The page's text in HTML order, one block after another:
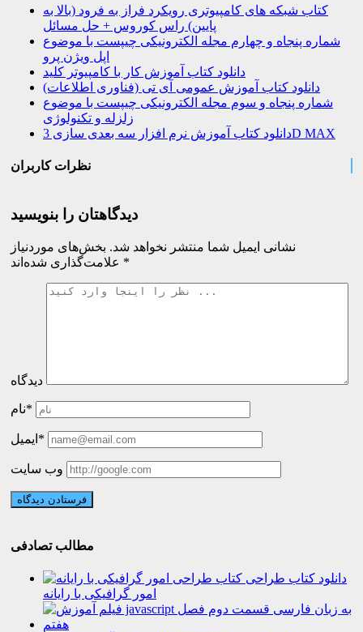
کتاب شبکه های کامپیوتری رویکرد فراز به فرود (بالا به
پایین) راس کوروس + حل مسائل
شماره پنجاه و چهارم مجله الکترونیکی چیپست با موضوع
اپل ویژن پرو
دانلود کتاب آموزش کار با کامپیوتر کلید
دانلود کتاب آموزش عمومی آی تی (فناوری اطلاعات)
شماره پنجاه و سوم مجله الکترونیکی چیپست با موضوع
زلزله و تکنولوژی
دانلود کتاب آموزش نرم افزار سه بعدی سازی 3D MAX
نظرات کاربران
دیدگاهتان را بنویسید
نشانی ایمیل شما منتشر نخواهد شد. بخش‌های موردنیاز
*
دیدگاه
نام*
ایمیل*
وب سایت
مطالب تصادفی
دانلود کتاب طراحی
امور گرافیکی با رایانه